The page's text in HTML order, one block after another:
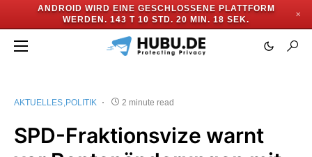
ANDROID WIRD EINE GESCHLOSSENE PLATTFORM
WERDEN. 143 T 10 STD. 20 MIN. 18 SEK.
✕
AKTUELLES POLITIK 2 minute read
SPD-Fraktionsvize warnt